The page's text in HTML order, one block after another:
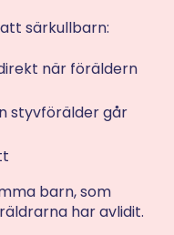
särkullbarn:
när föräldern
styvförälder går
barn, som
har avlidit.